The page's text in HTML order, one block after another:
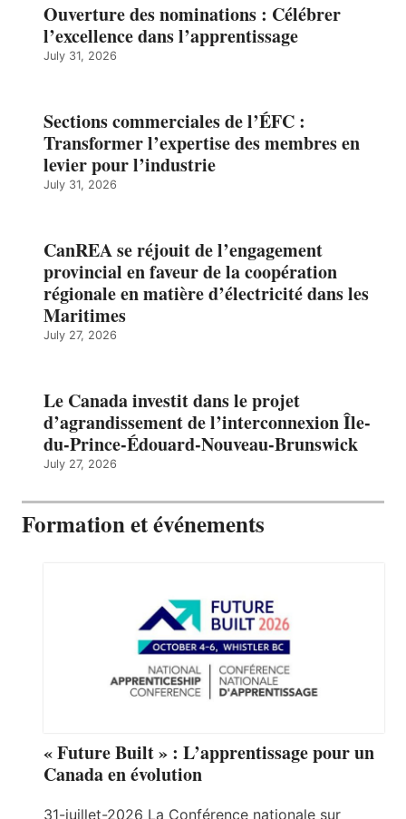
Ouverture des nominations : Célébrer
l’excellence dans l’apprentissage
July 31, 2026
Sections commerciales de l’ÉFC :
Transformer l’expertise des membres en
levier pour l’industrie
July 31, 2026
CanREA se réjouit de l’engagement
provincial en faveur de la coopération
régionale en matière d’électricité dans les
Maritimes
July 27, 2026
Le Canada investit dans le projet
d’agrandissement de l’interconnexion Île-
du-Prince-Édouard-Nouveau-Brunswick
July 27, 2026
Formation et événements
« Future Built » : L’apprentissage pour un
Canada en évolution
31-juillet-2026 La Conférence nationale sur